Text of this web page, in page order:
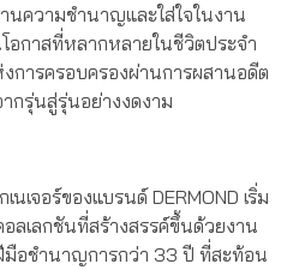
นความชำนาญและใส่ใจในงาน
อกาสที่หลากหลายในชีวิตประจำ
การครอบครองผ่านการผสานอดีต
กรุ่นสู่รุ่นอย่างงดงาม
เจอร์ของแบรนด์ DERMOND เริ่ม
ลเลกชันที่สร้างสรรค์ขึ้นด้วยงาน
มือชำนาญการกว่า 33 ปี ที่สะท้อน